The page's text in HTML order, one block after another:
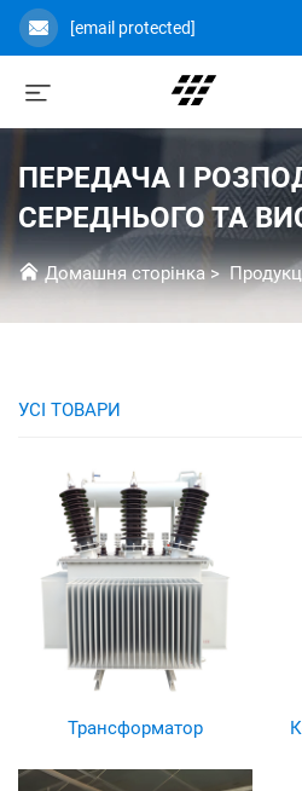
[email protected]
ПЕРЕДАЧА І
СЕРЕДНЬОГО ТА
Домашня сторінка>
УСІ ТОВАРИ
Трансформатор